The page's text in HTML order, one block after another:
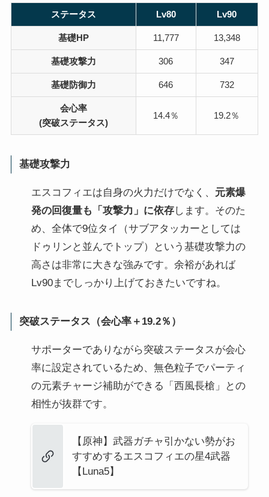
ステータス Lv80 Lv90
基礎HP 11,777 13,348
基礎攻撃力 306 347
基礎防御力 646 732
会心率
(突破ステータス)
14.4％ 19.2％
基礎攻撃力
エスコフィエは自身の火力だけでなく、 元素爆
発の回復量も「攻撃力」に依存します。そのた
め、全体で9位タイ（サブアタッカーとしては
ドゥリンと並んでトップ）という基礎攻撃力の
高さは非常に大きな強みです。余裕があれば
Lv90までしっかり上げておきたいですね。
突破ステータス（会心率＋19.2％）
サポーターでありながら突破ステータスが会心
率に設定されているため、無色粒子でパーティ
の元素チャージ補助ができる「西風長槍」との
相性が抜群です。
【原神】武器ガチャ引かない勢がお
すすめするエスコフィエの星4武器
【Luna5】